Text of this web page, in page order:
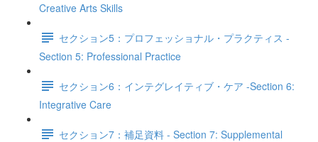
Creative Arts Skills
セクション5：プロフェッショナル・プラクティス -
Section 5: Professional Practice
セクション6：インテグレイティブ・ケア -Section 6:
Integrative Care
セクション7：補足資料 - Section 7: Supplemental